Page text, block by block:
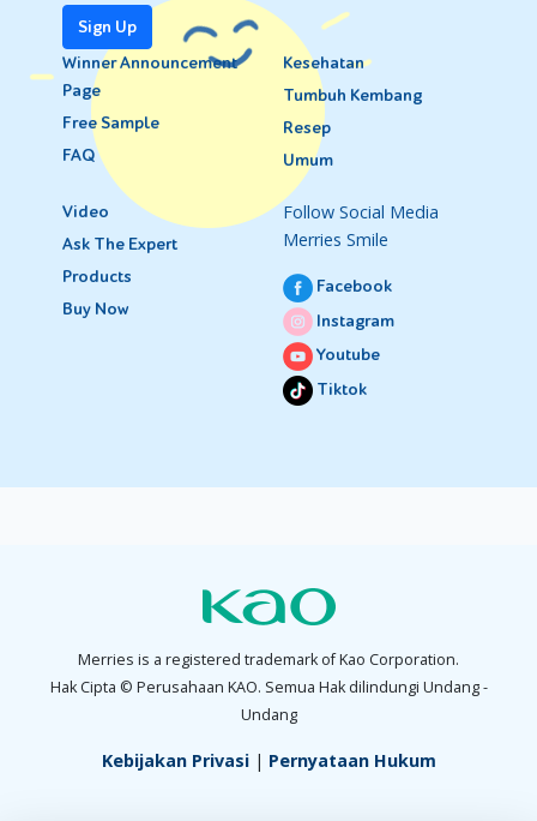
Sign Up
Winner Announcement
Page
Free Sample
FAQ
Kesehatan
Tumbuh Kembang
Resep
Umum
Video
Ask The Expert
Products
Buy Now
Follow Social Media
Merries Smile
Facebook
Instagram
Youtube
Tiktok
Merries is a registered trademark of Kao Corporation.
Hak Cipta © Perusahaan KAO. Semua Hak dilindungi Undang -
Undang
Kebijakan Privasi| Pernyataan Hukum